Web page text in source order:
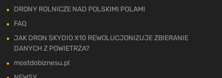
DRONY ROLNICZE NAD POLSKIMI POLAMI
FAQ
JAK DRON SKYDIO X10 REWOLUCJONIZUJE ZBIERANIE
DANYCH Z POWIETRZA?
mostdobiznesu.pl